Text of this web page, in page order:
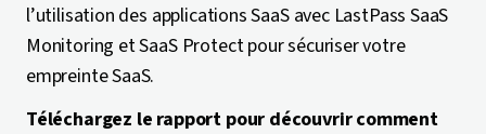
l’utilisation des applications SaaS avec LastPass SaaS
Monitoring et SaaS Protect pour sécuriser votre
empreinte SaaS.
Téléchargez le rapport pour découvrir comment